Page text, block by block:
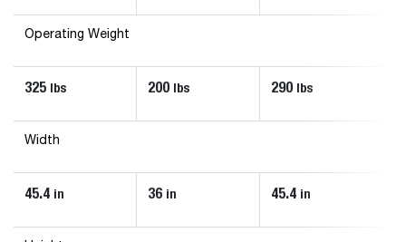
Operating Weight
325 lbs 200 lbs 290 lbs
Width
45.4 in 36 in 45.4 in